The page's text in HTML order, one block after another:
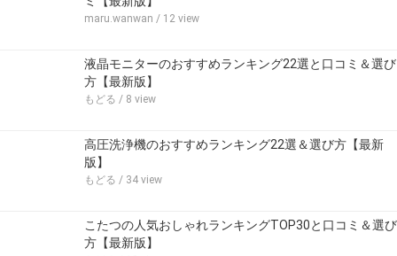
maru.wanwan / 12 view
液晶モニターのおすすめランキング22選と口コミ＆選び
方【最新版】
もどる / 8 view
高圧洗浄機のおすすめランキング22選＆選び方【最新
版】
もどる / 34 view
こたつの人気おしゃれランキングTOP30と口コミ＆選び
方【最新版】